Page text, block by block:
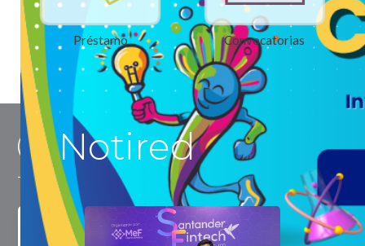
Préstamo Convocatorias
Notired